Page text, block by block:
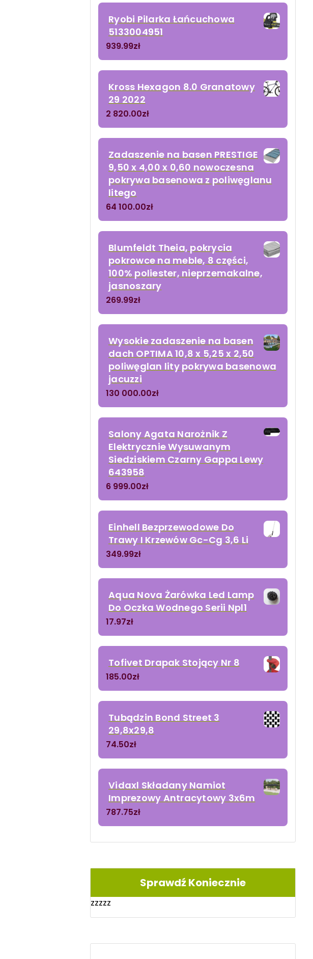
Ryobi Pilarka Łańcuchowa
5133004951
939.99zł
Kross Hexagon 8.0 Granatowy
29 2022
2 820.00zł
Zadaszenie na basen PRESTIGE
9,50 x 4,00 x 0,60 nowoczesna
pokrywa basenowa z poliwęglanu
litego
64 100.00zł
Blumfeldt Theia, pokrycia
pokrowce na meble, 8 części,
100% poliester, nieprzemakalne,
jasnoszary
269.99zł
Wysokie zadaszenie na basen
dach OPTIMA 10,8 x 5,25 x 2,50
poliwęglan lity pokrywa basenowa
jacuzzi
130 000.00zł
Salony Agata Narożnik Z
Elektrycznie Wysuwanym
Siedziskiem Czarny Gappa Lewy
643958
6 999.00zł
Einhell Bezprzewodowe Do
Trawy I Krzewów Gc-Cg 3,6 Li
349.99zł
Aqua Nova Żarówka Led Lamp
Do Oczka Wodnego Serii Npl1
17.97zł
Tofivet Drapak Stojący Nr 8
185.00zł
Tubądzin Bond Street 3
29,8x29,8
74.50zł
Vidaxl Składany Namiot
Imprezowy Antracytowy 3x6m
787.75zł
Sprawdź Koniecznie
zzzzz